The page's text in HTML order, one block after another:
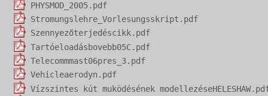
PHYSMOD_2005.pdf
Stromungslehre_Vorlesungsskript.pdf
Szennyezőterjedéscikk.pdf
Tartóeloadásbovebb05C.pdf
Telecommmast06pres_3.pdf
Vehicleaerodyn.pdf
Vízszintes kút muködésének